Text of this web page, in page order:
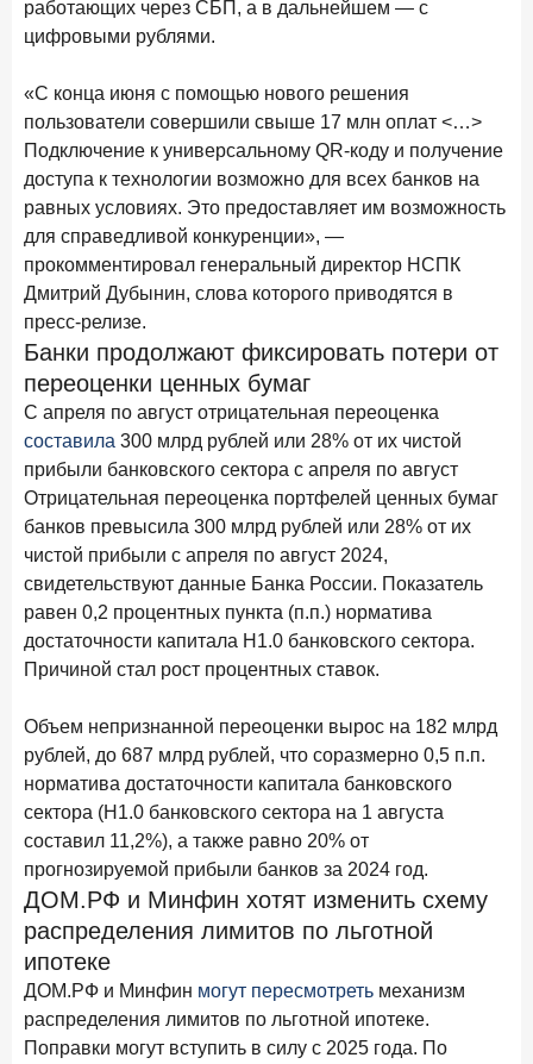
По итогам апреля 2026 года объем выдач кредитов
составил 968 млрд руб.
29 апреля 2026 года
Конкуренция на рынке инвестиционно-страховых
продуктов усиливается
28 апреля 2026 года ИССЛЕДОВАНИЕ
Привязанность побеждает ставку? Как выбирают банк
для сбережений в 2026 году
27 апреля 2026 года
Банки скорректировали доходность вкладов после
снижения ключевой ставки до 14,5%
Цифра дня
Средняя ставка по ипотеке на первичном рынке
6,9 %
+0,85 п.п.
год к году
Frank Data. Ипотека
24 апреля 2026 года ИССЛЕДОВАНИЕ
Ипотека. Итоги работы крупнейших ипотечных банков
в марте 2026 года
Рынок подписок 2026: от гонки за объёмами к битве за
привычку
15 апреля 2026 года ИССЛЕДОВАНИЕ
Маркетинговые акции брокеров: обзор механик и
трендов
10 апреля 2026 года ИССЛЕДОВАНИЕ
ДНК современного ипотечного клиента
7 апреля 2026 года ИССЛЕДОВАНИЕ
По итогам марта 2026 года объем выдач кредитов
составил 925,7 млрд руб.
работающих через СБП, а в дальнейшем — с
цифровыми рублями.
«С конца июня с помощью нового решения
пользователи совершили свыше 17 млн оплат <…>
Подключение к универсальному QR-коду и получение
доступа к технологии возможно для всех банков на
равных условиях. Это предоставляет им возможность
для справедливой конкуренции», —
прокомментировал генеральный директор НСПК
Дмитрий Дубынин, слова которого приводятся в
пресс-релизе.
Банки продолжают фиксировать потери от
переоценки ценных бумаг
С апреля по август отрицательная переоценка
составила 300 млрд рублей или 28% от их чистой
прибыли банковского сектора с апреля по август
Отрицательная переоценка портфелей ценных бумаг
банков превысила 300 млрд рублей или 28% от их
чистой прибыли с апреля по август 2024,
свидетельствуют данные Банка России. Показатель
равен 0,2 процентных пункта (п.п.) норматива
достаточности капитала Н1.0 банковского сектора.
Причиной стал рост процентных ставок.
Объем непризнанной переоценки вырос на 182 млрд
рублей, до 687 млрд рублей, что соразмерно 0,5 п.п.
норматива достаточности капитала банковского
сектора (Н1.0 банковского сектора на 1 августа
составил 11,2%), а также равно 20% от
прогнозируемой прибыли банков за 2024 год.
ДОМ.РФ и Минфин хотят изменить схему
распределения лимитов по льготной
ипотеке
ДОМ.РФ и Минфин могут пересмотреть механизм
распределения лимитов по льготной ипотеке.
Поправки могут вступить в силу с 2025 года. По